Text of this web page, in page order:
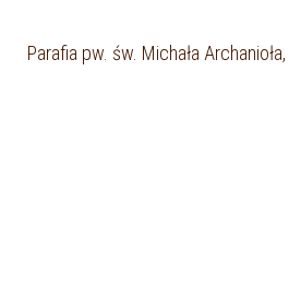
Parafia pw. św. Michała